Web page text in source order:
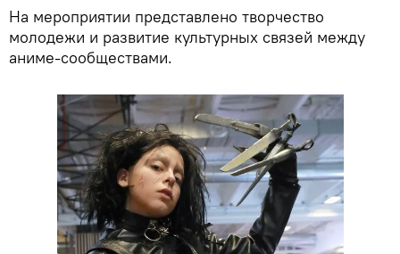
На мероприятии представлено творчество
молодежи и развитие культурных связей между
аниме-сообществами.